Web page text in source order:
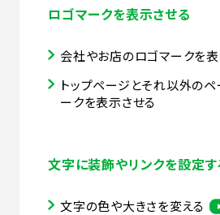
ロゴマークを表示させる
会社やお店のロゴマークを
トップページとそれ以外の
ークを表示させる
文字に装飾やリンクを設定す
文字の色や大きさを変える